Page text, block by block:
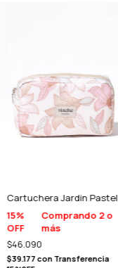
Cartuchera Jardin Pastel
15%
OFF
Comprando 2 o
más
$46.090
$39.177 con Transferencia